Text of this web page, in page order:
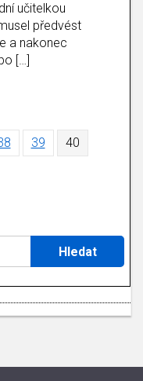
učitelkou
předvést
a nakonec
[…]
39 40